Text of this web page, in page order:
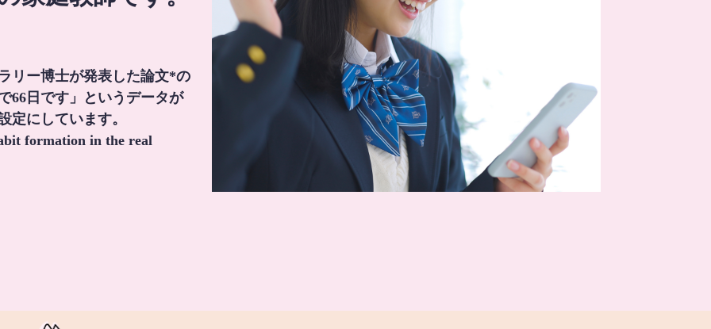
リー博士が発表した論文*の
66日です」というデータが
定にしています。
formation in the real